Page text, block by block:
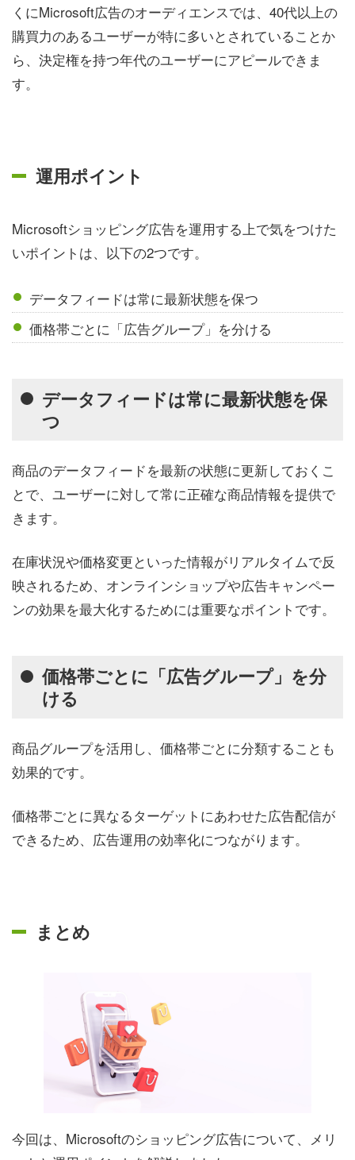
くにMicrosoft広告のオーディエンスでは、40代以上の
購買力のあるユーザーが特に多いとされていることか
ら、決定権を持つ年代のユーザーにアピールできま
す。
運用ポイント
Microsoftショッピング広告を運用する上で気をつけた
いポイントは、以下の2つです。
データフィードは常に最新状態を保つ
価格帯ごとに「広告グループ」を分ける
データフィードは常に最新状態を保
つ
商品のデータフィードを最新の状態に更新しておくこ
とで、ユーザーに対して常に正確な商品情報を提供で
きます。
在庫状況や価格変更といった情報がリアルタイムで反
映されるため、オンラインショップや広告キャンペー
ンの効果を最大化するためには重要なポイントです。
価格帯ごとに「広告グループ」を分
ける
商品グループを活用し、価格帯ごとに分類することも
効果的です。
価格帯ごとに異なるターゲットにあわせた広告配信が
できるため、広告運用の効率化につながります。
まとめ
今回は、Microsoftのショッピング広告について、メリ